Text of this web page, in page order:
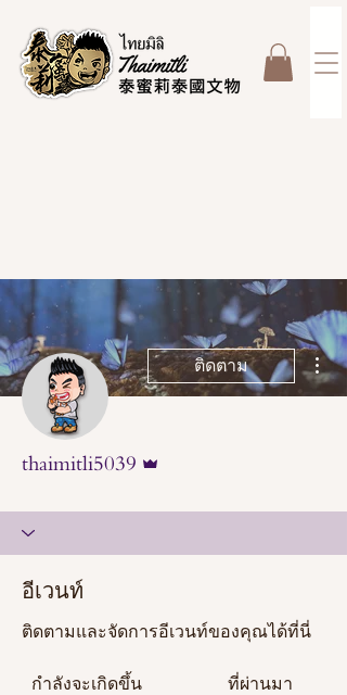
ติดตาม
ขั้
thaimitli5039
อีเวนท์
ติดตามและจัดการอีเวนท์ของคุณได้ที่นี่
กำลังจะเกิดขึ้น ที่ผ่านมา